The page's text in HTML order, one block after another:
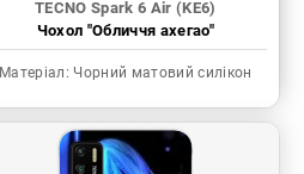
TECNO Spark 6 Air (KE6)
Чохол "Обличчя ахегао"
Матеріал: Чорний матовий силікон